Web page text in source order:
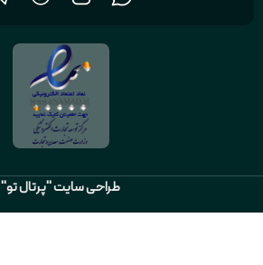
طراحی سایت "پرتال تو"